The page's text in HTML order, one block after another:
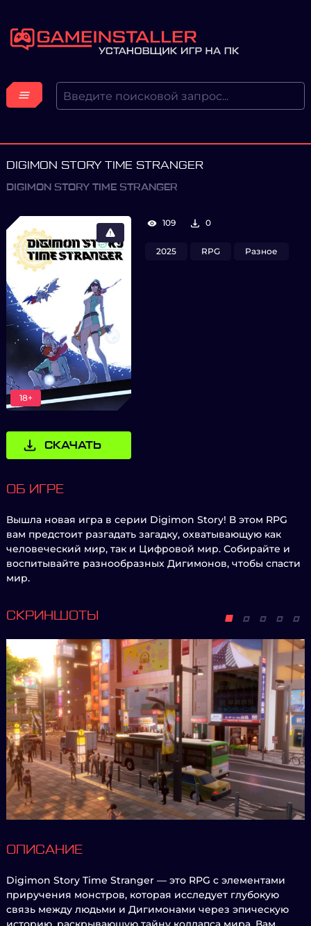
DIGIMON STORY TIME STRANGER
DIGIMON STORY TIME STRANGER
18+
СКАЧАТЬ
109 0
2025 RPG Разное
ОБ ИГРЕ
Вышла новая игра в серии Digimon Story! В этом RPG
вам предстоит разгадать загадку, охватывающую как
человеческий мир, так и Цифровой мир. Собирайте и
воспитывайте разнообразных Дигимонов, чтобы спасти
мир.
СКРИНШОТЫ
ОПИСАНИЕ
Digimon Story Time Stranger — это RPG с элементами
приручения монстров, которая исследует глубокую
связь между людьми и Дигимонами через эпическую